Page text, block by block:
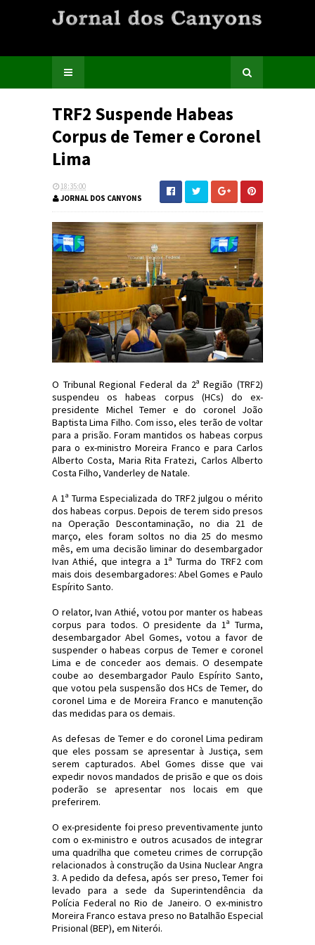
TRF2 Suspende Habeas
Corpus de Temer e Coronel
Lima
18:35:00
JORNAL DOS CANYONS
O Tribunal Regional Federal da 2ª Região (TRF2)
suspendeu os habeas corpus (HCs) do ex-
presidente Michel Temer e do coronel João
Baptista Lima Filho. Com isso, eles terão de voltar
para a prisão. Foram mantidos os habeas corpus
para o ex-ministro Moreira Franco e para Carlos
Alberto Costa, Maria Rita Fratezi, Carlos Alberto
Costa Filho, Vanderley de Natale.
A 1ª Turma Especializada do TRF2 julgou o mérito
dos habeas corpus. Depois de terem sido presos
na Operação Descontaminação, no dia 21 de
março, eles foram soltos no dia 25 do mesmo
mês, em uma decisão liminar do desembargador
Ivan Athié, que integra a 1ª Turma do TRF2 com
mais dois desembargadores: Abel Gomes e Paulo
Espírito Santo.
O relator, Ivan Athié, votou por manter os habeas
corpus para todos. O presidente da 1ª Turma,
desembargador Abel Gomes, votou a favor de
suspender o habeas corpus de Temer e coronel
Lima e de conceder aos demais. O desempate
coube ao desembargador Paulo Espírito Santo,
que votou pela suspensão dos HCs de Temer, do
coronel Lima e de Moreira Franco e manutenção
das medidas para os demais.
As defesas de Temer e do coronel Lima pediram
que eles possam se apresentar à Justiça, sem
serem capturados. Abel Gomes disse que vai
expedir novos mandados de prisão e que os dois
poderão se apresentar nos locais em que
preferirem.
O ex-presidente foi preso preventivamente junto
com o ex-ministro e outros acusados de integrar
uma quadrilha que cometeu crimes de corrupção
relacionados à construção da Usina Nuclear Angra
3. A pedido da defesa, após ser preso, Temer foi
levado para a sede da Superintendência da
Polícia Federal no Rio de Janeiro. O ex-ministro
Moreira Franco estava preso no Batalhão Especial
Prisional (BEP), em Niterói.